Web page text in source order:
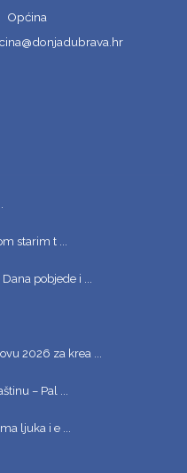
Općina
starim t ...
pobjede i ...
2026 za krea ...
– Pal ...
ljuka i e ...